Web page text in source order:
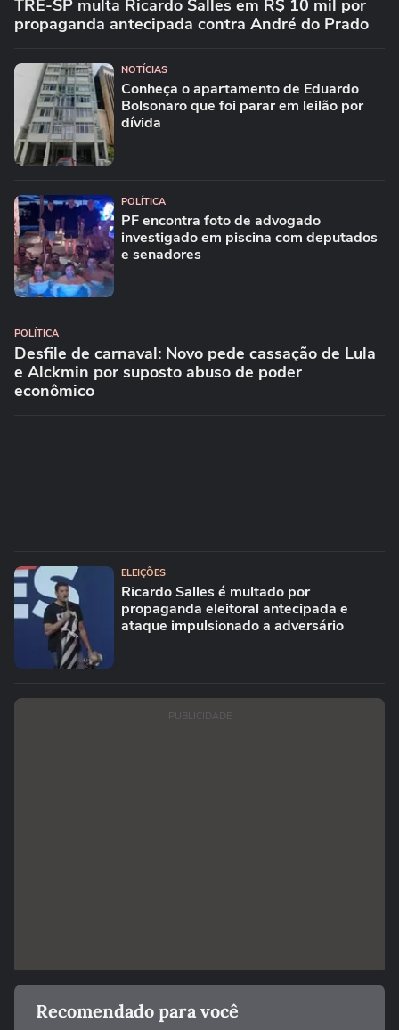
TRE-SP multa Ricardo Salles em R$ 10 mil por
propaganda antecipada contra André do Prado
NOTÍCIAS
Conheça o apartamento de Eduardo
Bolsonaro que foi parar em leilão por
dívida
POLÍTICA
PF encontra foto de advogado
investigado em piscina com deputados
e senadores
POLÍTICA
Desfile de carnaval: Novo pede cassação de Lula
e Alckmin por suposto abuso de poder
econômico
ELEIÇÕES
Ricardo Salles é multado por
propaganda eleitoral antecipada e
ataque impulsionado a adversário
PUBLICIDADE
Recomendado para você